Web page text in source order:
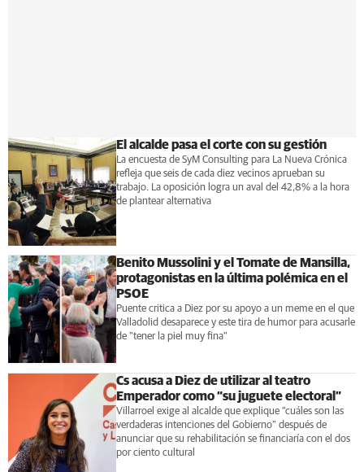
El alcalde pasa el corte con su gestión
La encuesta de SyM Consulting para La Nueva Crónica
refleja que seis de cada diez vecinos aprueban su
trabajo. La oposición logra un aval del 42,8% a la hora
de plantear alternativa
Benito Mussolini y el Tomate de Mansilla,
protagonistas en la última polémica en el
PSOE
Puente critica a Diez por su apoyo a un meme en el que
Valladolid desaparece y este tira de humor para acusarle
de "tener la piel muy fina"
Cs acusa a Diez de utilizar al teatro
Emperador como “su juguete electoral”
Villarroel exige al alcalde que explique “cuáles son las
verdaderas intenciones del Gobierno” después de
anunciar que su rehabilitación se financiaría con el dos
por ciento cultural